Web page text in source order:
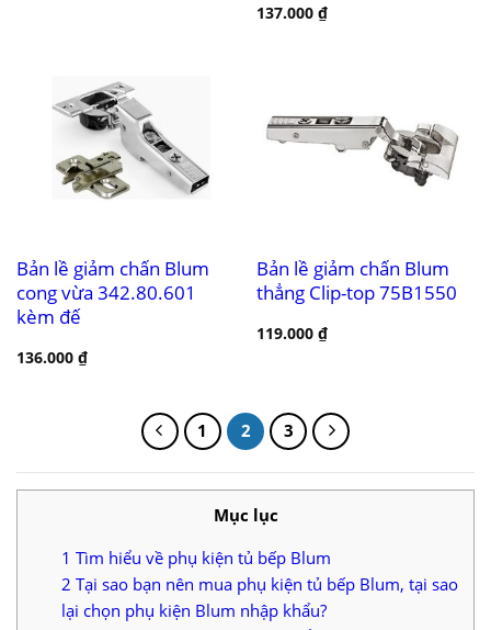
137.000 ₫
Bản lề giảm chấn Blum
cong vừa 342.80.601
kèm đế
136.000 ₫
Bản lề giảm chấn Blum
thẳng Clip-top 75B1550
119.000 ₫
1 2 3
Mục lục
1 Tìm hiểu về phụ kiện tủ bếp Blum
2 Tại sao bạn nên mua phụ kiện tủ bếp Blum, tại sao
lại chọn phụ kiện Blum nhập khẩu?